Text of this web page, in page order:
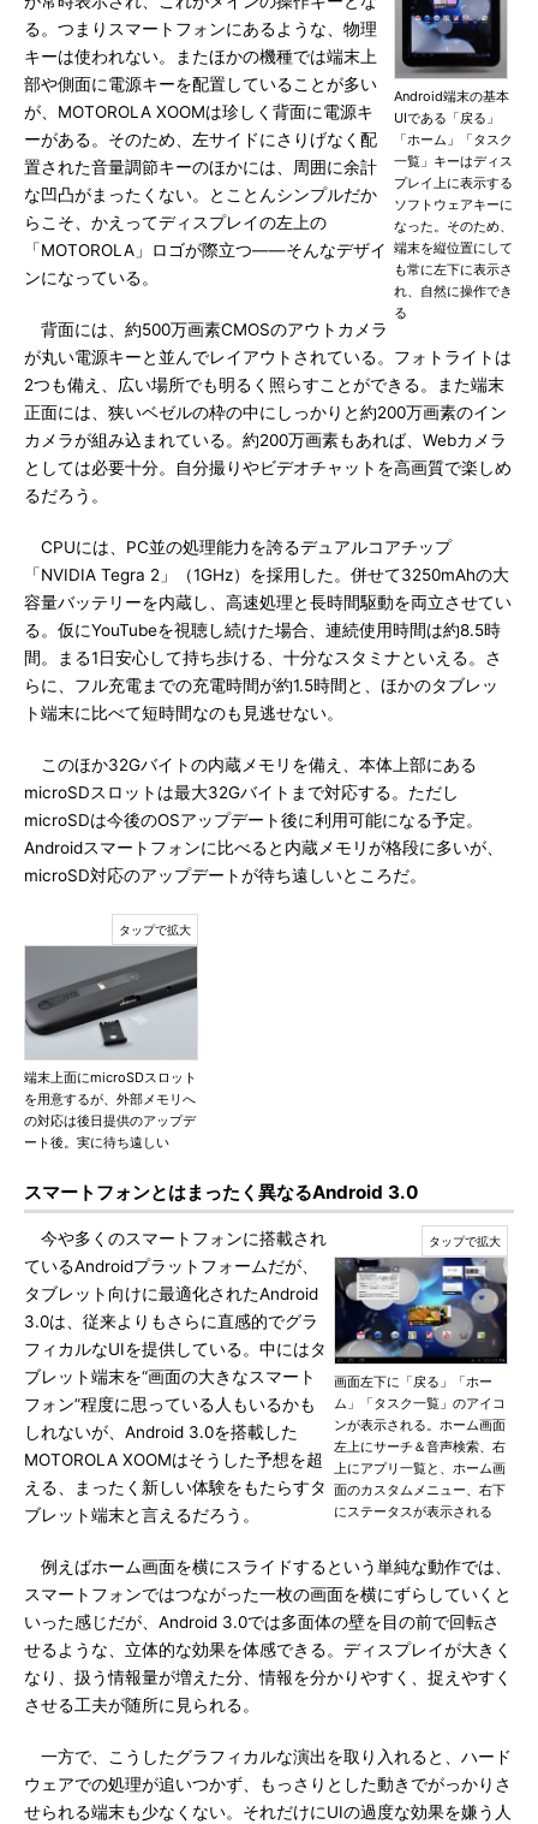
Android端末の基本
UIである「戻る」
「ホーム」「タスク
一覧」キーはディス
プレイ上に表示する
ソフトウェアキーに
なった。そのため、
端末を縦位置にして
も常に左下に表示さ
れ、自然に操作でき
る
る。つまりスマートフォンにあるような、物理
キーは使われない。またほかの機種では端末上
部や側面に電源キーを配置していることが多い
が、MOTOROLA XOOMは珍しく背面に電源キ
ーがある。そのため、左サイドにさりげなく配
置された音量調節キーのほかには、周囲に余計
な凹凸がまったくない。とことんシンプルだか
らこそ、かえってディスプレイの左上の
「MOTOROLA」ロゴが際立つ――そんなデザイ
ンになっている。
背面には、約500万画素CMOSのアウトカメラ
が丸い電源キーと並んでレイアウトされている。フォトライトは
2つも備え、広い場所でも明るく照らすことができる。また端末
正面には、狭いベゼルの枠の中にしっかりと約200万画素のイン
カメラが組み込まれている。約200万画素もあれば、Webカメラ
としては必要十分。自分撮りやビデオチャットを高画質で楽しめ
るだろう。
CPUには、PC並の処理能力を誇るデュアルコアチップ
「NVIDIA Tegra 2」（1GHz）を採用した。併せて3250mAhの大
容量バッテリーを内蔵し、高速処理と長時間駆動を両立させてい
る。仮にYouTubeを視聴し続けた場合、連続使用時間は約8.5時
間。まる1日安心して持ち歩ける、十分なスタミナといえる。さ
らに、フル充電までの充電時間が約1.5時間と、ほかのタブレッ
ト端末に比べて短時間なのも見逃せない。
このほか32Gバイトの内蔵メモリを備え、本体上部にある
microSDスロットは最大32Gバイトまで対応する。ただし
microSDは今後のOSアップデート後に利用可能になる予定。
Androidスマートフォンに比べると内蔵メモリが格段に多いが、
microSD対応のアップデートが待ち遠しいところだ。
端末上面にmicroSDスロット
を用意するが、外部メモリへ
の対応は後日提供のアップデ
ート後。実に待ち遠しい
スマートフォンとはまったく異なるAndroid 3.0
画面左下に「戻る」「ホー
ム」「タスク一覧」のアイコ
ンが表示される。ホーム画面
左上にサーチ＆音声検索、右
上にアプリ一覧と、ホーム画
面のカスタムメニュー、右下
にステータスが表示される
今や多くのスマートフォンに搭載され
ているAndroidプラットフォームだが、
タブレット向けに最適化されたAndroid
3.0は、従来よりもさらに直感的でグラ
フィカルなUIを提供している。中にはタ
ブレット端末を“画面の大きなスマート
フォン”程度に思っている人もいるかも
しれないが、Android 3.0を搭載した
MOTOROLA XOOMはそうした予想を超
える、まったく新しい体験をもたらすタ
ブレット端末と言えるだろう。
例えばホーム画面を横にスライドするという単純な動作では、
スマートフォンではつながった一枚の画面を横にずらしていくと
いった感じだが、Android 3.0では多面体の壁を目の前で回転さ
せるような、立体的な効果を体感できる。ディスプレイが大きく
なり、扱う情報量が増えた分、情報を分かりやすく、捉えやすく
させる工夫が随所に見られる。
一方で、こうしたグラフィカルな演出を取り入れると、ハード
ウェアでの処理が追いつかず、もっさりとした動きでがっかりさ
せられる端末も少なくない。それだけにUIの過度な効果を嫌う人